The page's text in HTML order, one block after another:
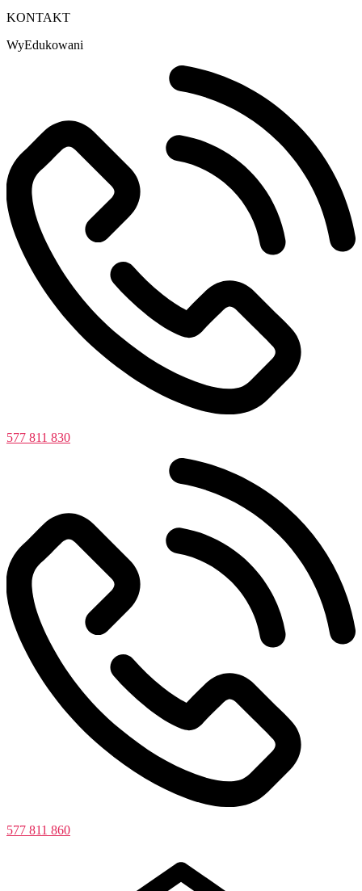
KONTAKT
WyEdukowani
577 811 830
577 811 860